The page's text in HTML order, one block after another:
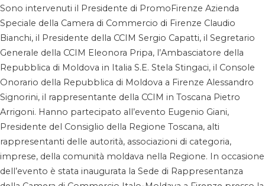
Sono intervenuti il Presidente di PromoFirenze Azienda
Speciale della Camera di Commercio di Firenze Claudio
Bianchi, il Presidente della CCIM Sergio Capatti, il Segretario
Generale della CCIM Eleonora Pripa, l’Ambasciatore della
Repubblica di Moldova in Italia S.E. Stela Stingaci, il Console
Onorario della Repubblica di Moldova a Firenze Alessandro
Signorini, il rappresentante della CCIM in Toscana Pietro
Arrigoni. Hanno partecipato all’evento Eugenio Giani,
Presidente del Consiglio della Regione Toscana, alti
rappresentanti delle autorità, associazioni di categoria,
imprese, della comunità moldava nella Regione. In occasione
dell’evento è stata inaugurata la Sede di Rappresentanza